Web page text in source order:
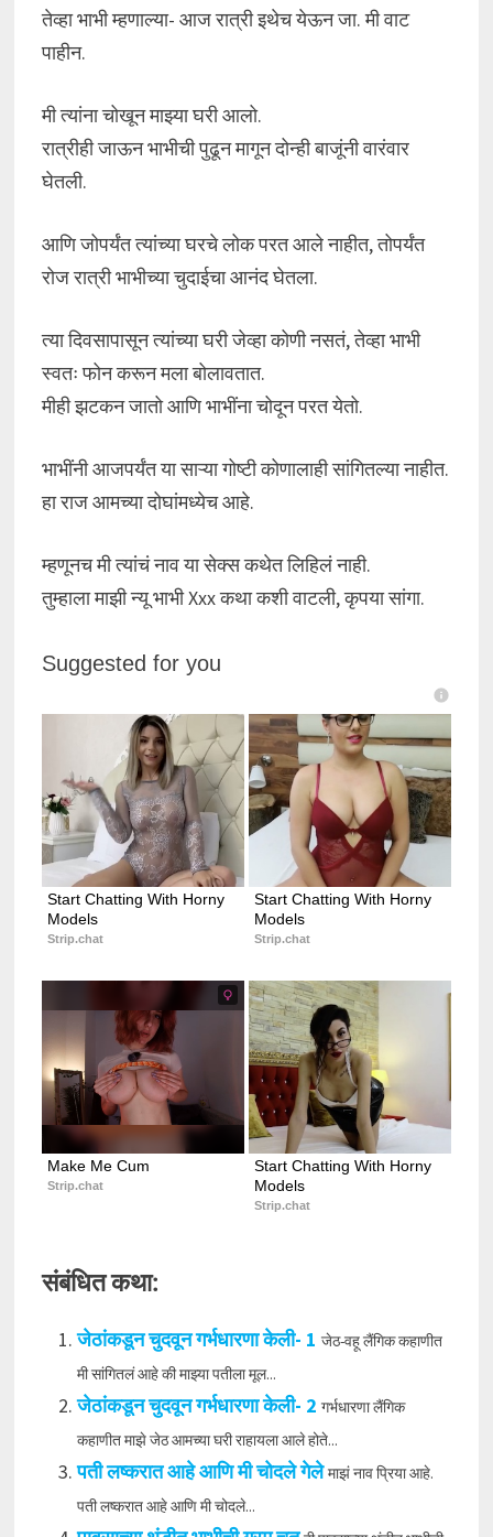
तेव्हा भाभी म्हणाल्या- आज रात्री इथेच येऊन जा. मी वाट
पाहीन.
मी त्यांना चोखून माझ्या घरी आलो.
रात्रीही जाऊन भाभीची पुढून मागून दोन्ही बाजूंनी वारंवार
घेतली.
आणि जोपर्यंत त्यांच्या घरचे लोक परत आले नाहीत, तोपर्यंत
रोज रात्री भाभीच्या चुदाईचा आनंद घेतला.
त्या दिवसापासून त्यांच्या घरी जेव्हा कोणी नसतं, तेव्हा भाभी
स्वतः फोन करून मला बोलावतात.
मीही झटकन जातो आणि भाभींना चोदून परत येतो.
भाभींनी आजपर्यंत या साऱ्या गोष्टी कोणालाही सांगितल्या नाहीत.
हा राज आमच्या दोघांमध्येच आहे.
म्हणूनच मी त्यांचं नाव या सेक्स कथेत लिहिलं नाही.
तुम्हाला माझी न्यू भाभी Xxx कथा कशी वाटली, कृपया सांगा.
Suggested for you
Start Chatting With Horny
Models
Strip.chat
Start Chatting With Horny
Models
Strip.chat
Make Me Cum
Strip.chat
Start Chatting With Horny
Models
Strip.chat
संबंधित कथा:
जेठांकडून चुदवून गर्भधारणा केली- 1 जेठ-वहू लैंगिक कहाणीत
मी सांगितलं आहे की माझ्या पतीला मूल...
जेठांकडून चुदवून गर्भधारणा केली- 2 गर्भधारणा लैंगिक
कहाणीत माझे जेठ आमच्या घरी राहायला आले होते...
पती लष्करात आहे आणि मी चोदले गेले माझं नाव प्रिया आहे.
पती लष्करात आहे आणि मी चोदले...